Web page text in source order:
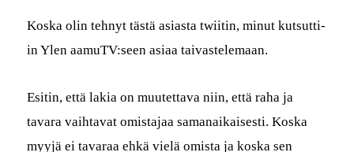
Kos­ka olin tehnyt tästä asi­as­ta twi­itin, min­ut kut­sut­ti­
in Ylen aamuTV:seen asi­aa taivastelemaan.
Esitin, että lakia on muutet­ta­va niin, että raha ja
tavara vai­h­ta­vat omis­ta­jaa samanaikaises­ti. Kos­ka
myyjä ei tavaraa ehkä vielä omista ja kos­ka sen